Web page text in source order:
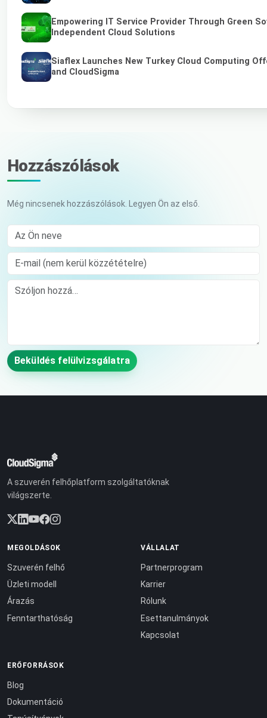
Empowering IT Service Provider Through Green
Independent Cloud Solutions
Siaflex Launches New Turkey Cloud Computing
and CloudSigma
Hozzászólások
Még nincsenek hozzászólások. Legyen Ön az első.
Az Ön neve
E-mail (nem kerül közzétételre)
Comment
Beküldés felülvizsgálatra
A szuverén felhőplatform szolgáltatóknak
világszerte.
MEGOLDÁSOK
Szuverén felhő
Üzleti modell
Árazás
Fenntarthatóság
VÁLLALAT
Partnerprogram
Karrier
Rólunk
Esettanulmányok
Kapcsolat
ERŐFORRÁSOK
Blog
Dokumentáció